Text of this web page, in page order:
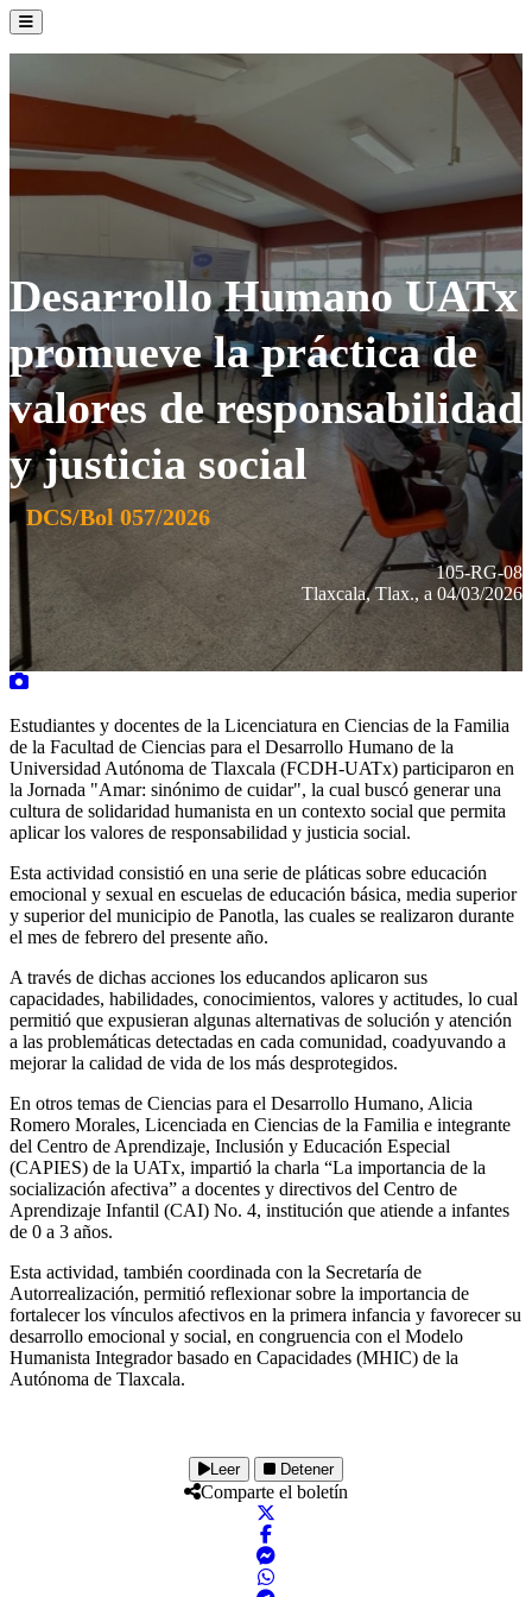
La Institución
Oferta Académica
Comunidad UATx
Desarrollo Humano UATx
promueve la práctica de
valores de responsabilidad
y justicia social
DCS/Bol 057/2026
105-RG-08
Tlaxcala, Tlax., a 04/03/2026
Estudiantes y docentes de la Licenciatura en Ciencias de la Familia
de la Facultad de Ciencias para el Desarrollo Humano de la
Universidad Autónoma de Tlaxcala (FCDH-UATx) participaron en
la Jornada "Amar: sinónimo de cuidar", la cual buscó generar una
cultura de solidaridad humanista en un contexto social que permita
aplicar los valores de responsabilidad y justicia social.
Esta actividad consistió en una serie de pláticas sobre educación
emocional y sexual en escuelas de educación básica, media superior
y superior del municipio de Panotla, las cuales se realizaron durante
el mes de febrero del presente año.
A través de dichas acciones los educandos aplicaron sus
capacidades, habilidades, conocimientos, valores y actitudes, lo cual
permitió que expusieran algunas alternativas de solución y atención
a las problemáticas detectadas en cada comunidad, coadyuvando a
mejorar la calidad de vida de los más desprotegidos.
En otros temas de Ciencias para el Desarrollo Humano, Alicia
Romero Morales, Licenciada en Ciencias de la Familia e integrante
del Centro de Aprendizaje, Inclusión y Educación Especial
(CAPIES) de la UATx, impartió la charla “La importancia de la
socialización afectiva” a docentes y directivos del Centro de
Aprendizaje Infantil (CAI) No. 4, institución que atiende a infantes
de 0 a 3 años.
Esta actividad, también coordinada con la Secretaría de
Autorrealización, permitió reflexionar sobre la importancia de
fortalecer los vínculos afectivos en la primera infancia y favorecer su
desarrollo emocional y social, en congruencia con el Modelo
Humanista Integrador basado en Capacidades (MHIC) de la
Autónoma de Tlaxcala.
Leer Detener
Comparte el boletín